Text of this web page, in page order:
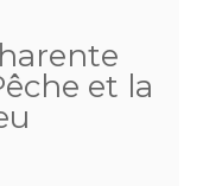
et la